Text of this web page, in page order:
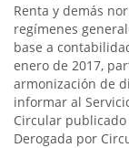
Renta y demás
regímenes
base a
enero de 2017,
armonización de
informar al
Circular publicado
Derogada por